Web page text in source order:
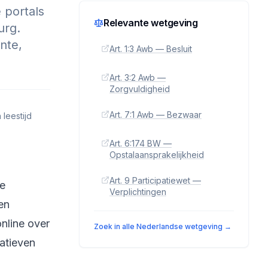
portals
leestijd
over
Relevante wetgeving
Art. 1:3 Awb — Besluit
Art. 3:2 Awb —
Zorgvuldigheid
Art. 7:1 Awb — Bezwaar
Art. 6:174 BW —
Opstalaansprakelijkheid
Art. 9 Participatiewet —
Verplichtingen
Zoek in alle Nederlandse wetgeving →